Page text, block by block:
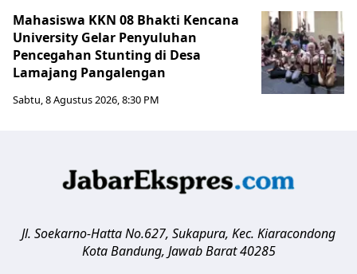
Mahasiswa KKN 08 Bhakti Kencana
University Gelar Penyuluhan
Pencegahan Stunting di Desa
Lamajang Pangalengan
Sabtu, 8 Agustus 2026, 8:30 PM
Jl. Soekarno-Hatta No.627, Sukapura, Kec. Kiaracondong
Kota Bandung, Jawab Barat 40285